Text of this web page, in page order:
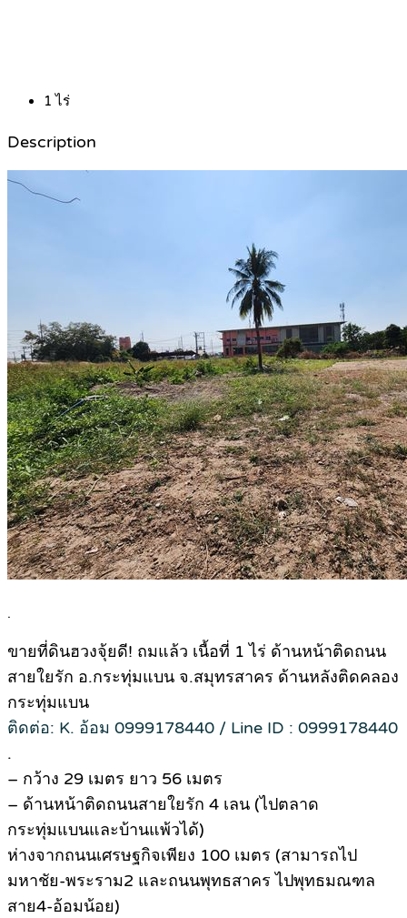
1 ไร่
Description
.
ขายที่ดินฮวงจุ้ยดี! ถมแล้ว เนื้อที่ 1 ไร่ ด้านหน้าติดถนน
สายใยรัก อ.กระทุ่มแบน จ.สมุทรสาคร ด้านหลังติดคลอง
กระทุ่มแบน
ติดต่อ: K. อ้อม 0999178440 / Line ID : 0999178440
.
– กว้าง 29 เมตร ยาว 56 เมตร
– ด้านหน้าติดถนนสายใยรัก 4 เลน (ไปตลาด
กระทุ่มแบนและบ้านแพ้วได้)
ห่างจากถนนเศรษฐกิจเพียง 100 เมตร (สามารถไป
มหาชัย-พระราม2 และถนนพุทธสาคร ไปพุทธมณฑล
สาย4-อ้อมน้อย)